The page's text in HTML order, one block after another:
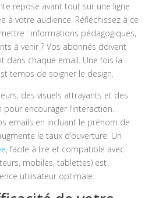
repose avant tout sur une ligne
à votre audience. Réfléchissez à ce
: informations pédagogiques,
à venir ? Vos abonnés doivent
dans chaque email. Une fois la
temps de soigner le design.
des visuels attrayants et des
pour encourager l’interaction.
emails en incluant le prénom de
le taux d’ouverture. Un
, facile à lire et compatible avec
mobiles, tablettes) est
utilisateur optimale.